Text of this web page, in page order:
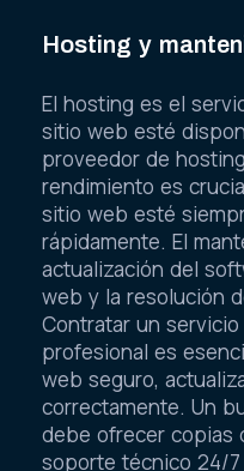
Hosting y
El hosting es el
sitio web esté
proveedor de
rendimiento es
sitio web esté
rápidamente. El
actualización del
web y la resolución
Contratar un
profesional es
web seguro,
correctamente. Un
debe ofrecer copias
soporte técnico 24/